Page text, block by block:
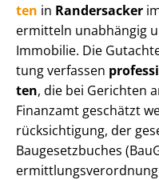
ten in Randersacker
ermitteln unabhängig
Immobilie. Die
tung verfassen
ten, die bei Gerichten
Finanzamt geschätzt
rück­sich­ti­gung, der
Baugesetzbuches